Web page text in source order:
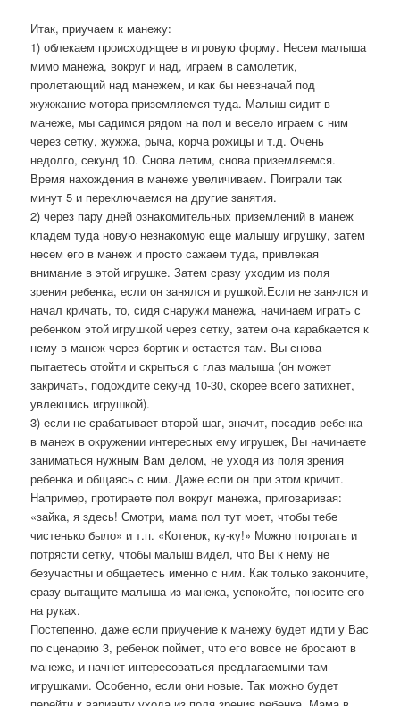
Итак, приучаем к манежу:
1) облекаем происходящее в игровую форму. Несем малыша
мимо манежа, вокруг и над, играем в самолетик,
пролетающий над манежем, и как бы невзначай под
жужжание мотора приземляемся туда. Малыш сидит в
манеже, мы садимся рядом на пол и весело играем с ним
через сетку, жужжа, рыча, корча рожицы и т.д. Очень
недолго, секунд 10. Снова летим, снова приземляемся.
Время нахождения в манеже увеличиваем. Поиграли так
минут 5 и переключаемся на другие занятия.
2) через пару дней ознакомительных приземлений в манеж
кладем туда новую незнакомую еще малышу игрушку, затем
несем его в манеж и просто сажаем туда, привлекая
внимание в этой игрушке. Затем сразу уходим из поля
зрения ребенка, если он занялся игрушкой.Если не занялся и
начал кричать, то, сидя снаружи манежа, начинаем играть с
ребенком этой игрушкой через сетку, затем она карабкается к
нему в манеж через бортик и остается там. Вы снова
пытаетесь отойти и скрыться с глаз малыша (он может
закричать, подождите секунд 10-30, скорее всего затихнет,
увлекшись игрушкой).
3) если не срабатывает второй шаг, значит, посадив ребенка
в манеж в окружении интересных ему игрушек, Вы начинаете
заниматься нужным Вам делом, не уходя из поля зрения
ребенка и общаясь с ним. Даже если он при этом кричит.
Например, протираете пол вокруг манежа, приговаривая:
«зайка, я здесь! Смотри, мама пол тут моет, чтобы тебе
чистенько было» и т.п. «Котенок, ку-ку!» Можно потрогать и
потрясти сетку, чтобы малыш видел, что Вы к нему не
безучастны и общаетесь именно с ним. Как только закончите,
сразу вытащите малыша из манежа, успокойте, поносите его
на руках.
Постепенно, даже если приучение к манежу будет идти у Вас
по сценарию 3, ребенок поймет, что его вовсе не бросают в
манеже, и начнет интересоваться предлагаемыми там
игрушками. Особенно, если они новые. Так можно будет